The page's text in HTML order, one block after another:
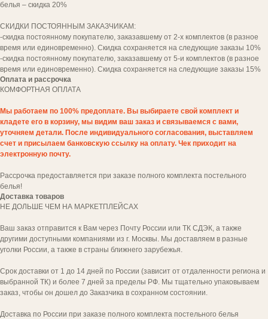
белья – скидка 20%
СКИДКИ ПОСТОЯННЫМ ЗАКАЗЧИКАМ:
-скидка постоянному покупателю, заказавшему от 2-х комплектов (в разное
время или единовременно). Скидка сохраняется на следующие заказы 10%
-скидка постоянному покупателю, заказавшему от 5-и комплектов (в разное
время или единовременно). Скидка сохраняется на следующие заказы 15%
Оплата и рассрочка
КОМФОРТНАЯ ОПЛАТА
Мы работаем по 100% предоплате. Вы выбираете свой комплект и
кладете его в корзину, мы видим ваш заказ и связываемся с вами,
уточняем детали. После индивидуального согласования, выставляем
счет и присылаем банковскую ссылку на оплату. Чек приходит на
электронную почту.
Рассрочка предоставляется при заказе полного комплекта постельного
белья!
Доставка товаров
НЕ ДОЛЬШЕ ЧЕМ НА МАРКЕТПЛЕЙСАХ
Ваш заказ отправится к Вам через Почту России или ТК СДЭК, а также
другими доступными компаниями из г. Москвы. Мы доставляем в разные
уголки России, а также в страны ближнего зарубежья.
Срок доставки от 1 до 14 дней по России (зависит от отдаленности региона и
выбранной ТК) и более 7 дней за пределы РФ. Мы тщательно упаковываем
заказ, чтобы он дошел до Заказчика в сохранном состоянии.
Доставка по России при заказе полного комплекта постельного белья
Напишите нам для заказа комплекта.
Да, я согласен(на) сполитикой обработки
персональных данных
заказать звонок